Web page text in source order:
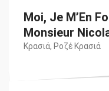
Moi, Je M’En
Monsieur
Κρασιά, Ροζέ Κρασιά